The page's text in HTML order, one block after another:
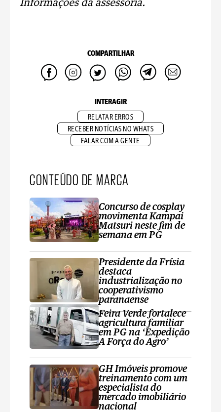
Informações da assessoria.
COMPARTILHAR
INTERAGIR
RELATAR ERROS
RECEBER NOTÍCIAS NO WHATS
FALAR COM A GENTE
CONTEÚDO DE MARCA
Concurso de cosplay
movimenta Kampai
Matsuri neste fim de
semana em PG
Presidente da Frísia
destaca
industrialização no
cooperativismo
paranaense
Feira Verde fortalece
agricultura familiar
em PG na ‘Expedição
A Força do Agro’
GH Imóveis promove
treinamento com um
especialista do
mercado imobiliário
nacional